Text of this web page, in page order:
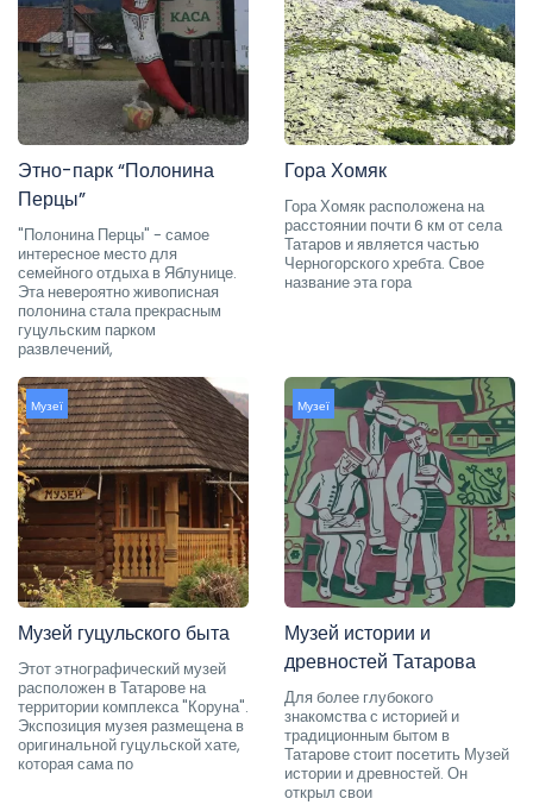
Этно-парк “Полонина
Перцы”
"Полонина Перцы" - самое
интересное место для
семейного отдыха в Яблунице.
Эта невероятно живописная
полонина стала прекрасным
гуцульским парком
развлечений,
Гора Хомяк
Гора Хомяк расположена на
расстоянии почти 6 км от села
Татаров и является частью
Черногорского хребта. Свое
название эта гора
Музеї
Музей гуцульского быта
Этот этнографический музей
расположен в Татарове на
территории комплекса "Коруна".
Экспозиция музея размещена в
оригинальной гуцульской хате,
которая сама по
Музеї
Музей истории и
древностей Татарова
Для более глубокого
знакомства с историей и
традиционным бытом в
Татарове стоит посетить Музей
истории и древностей. Он
открыл свои